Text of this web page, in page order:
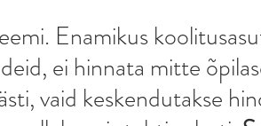
Enamikus
ei hinnata mitte
vaid keskendutakse